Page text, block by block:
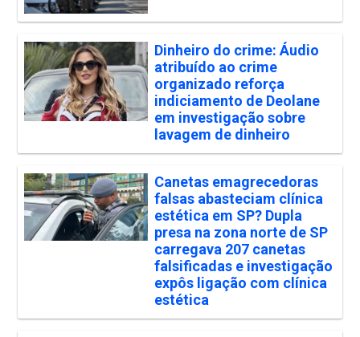
Dinheiro do crime: Áudio
atribuído ao crime
organizado reforça
indiciamento de Deolane
em investigação sobre
lavagem de dinheiro
Canetas emagrecedoras
falsas abasteciam clínica
estética em SP? Dupla
presa na zona norte de SP
carregava 207 canetas
falsificadas e investigação
expôs ligação com clínica
estética